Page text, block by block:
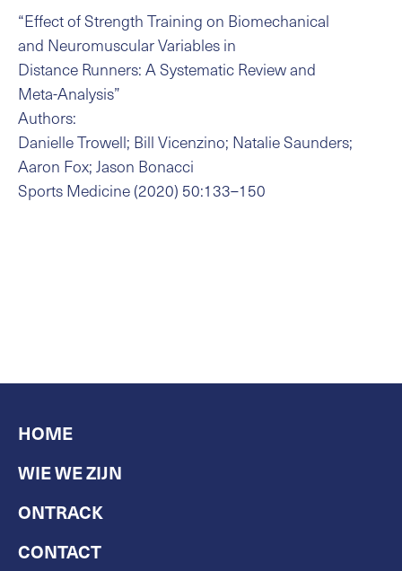
“Effect of Strength Training on Biomechanical
and Neuromuscular Variables in
Distance Runners: A Systematic Review and
Meta-Analysis”
Authors:
Danielle Trowell; Bill Vicenzino; Natalie Saunders;
Aaron Fox; Jason Bonacci
Sports Medicine (2020) 50:133–150
HOME
WIE WE ZIJN
ONTRACK
CONTACT